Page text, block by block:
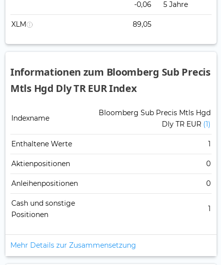
-0,06
5 Jahre
XLM 89,05
Informationen zum Bloomberg Sub Precis
Mtls Hgd Dly TR EUR Index
Indexname
Bloomberg Sub Precis Mtls Hgd
Dly TR EUR (1)
Enthaltene Werte 1
Aktienpositionen 0
Anleihenpositionen 0
Cash und sonstige
Positionen
1
Mehr Details zur Zusammensetzung